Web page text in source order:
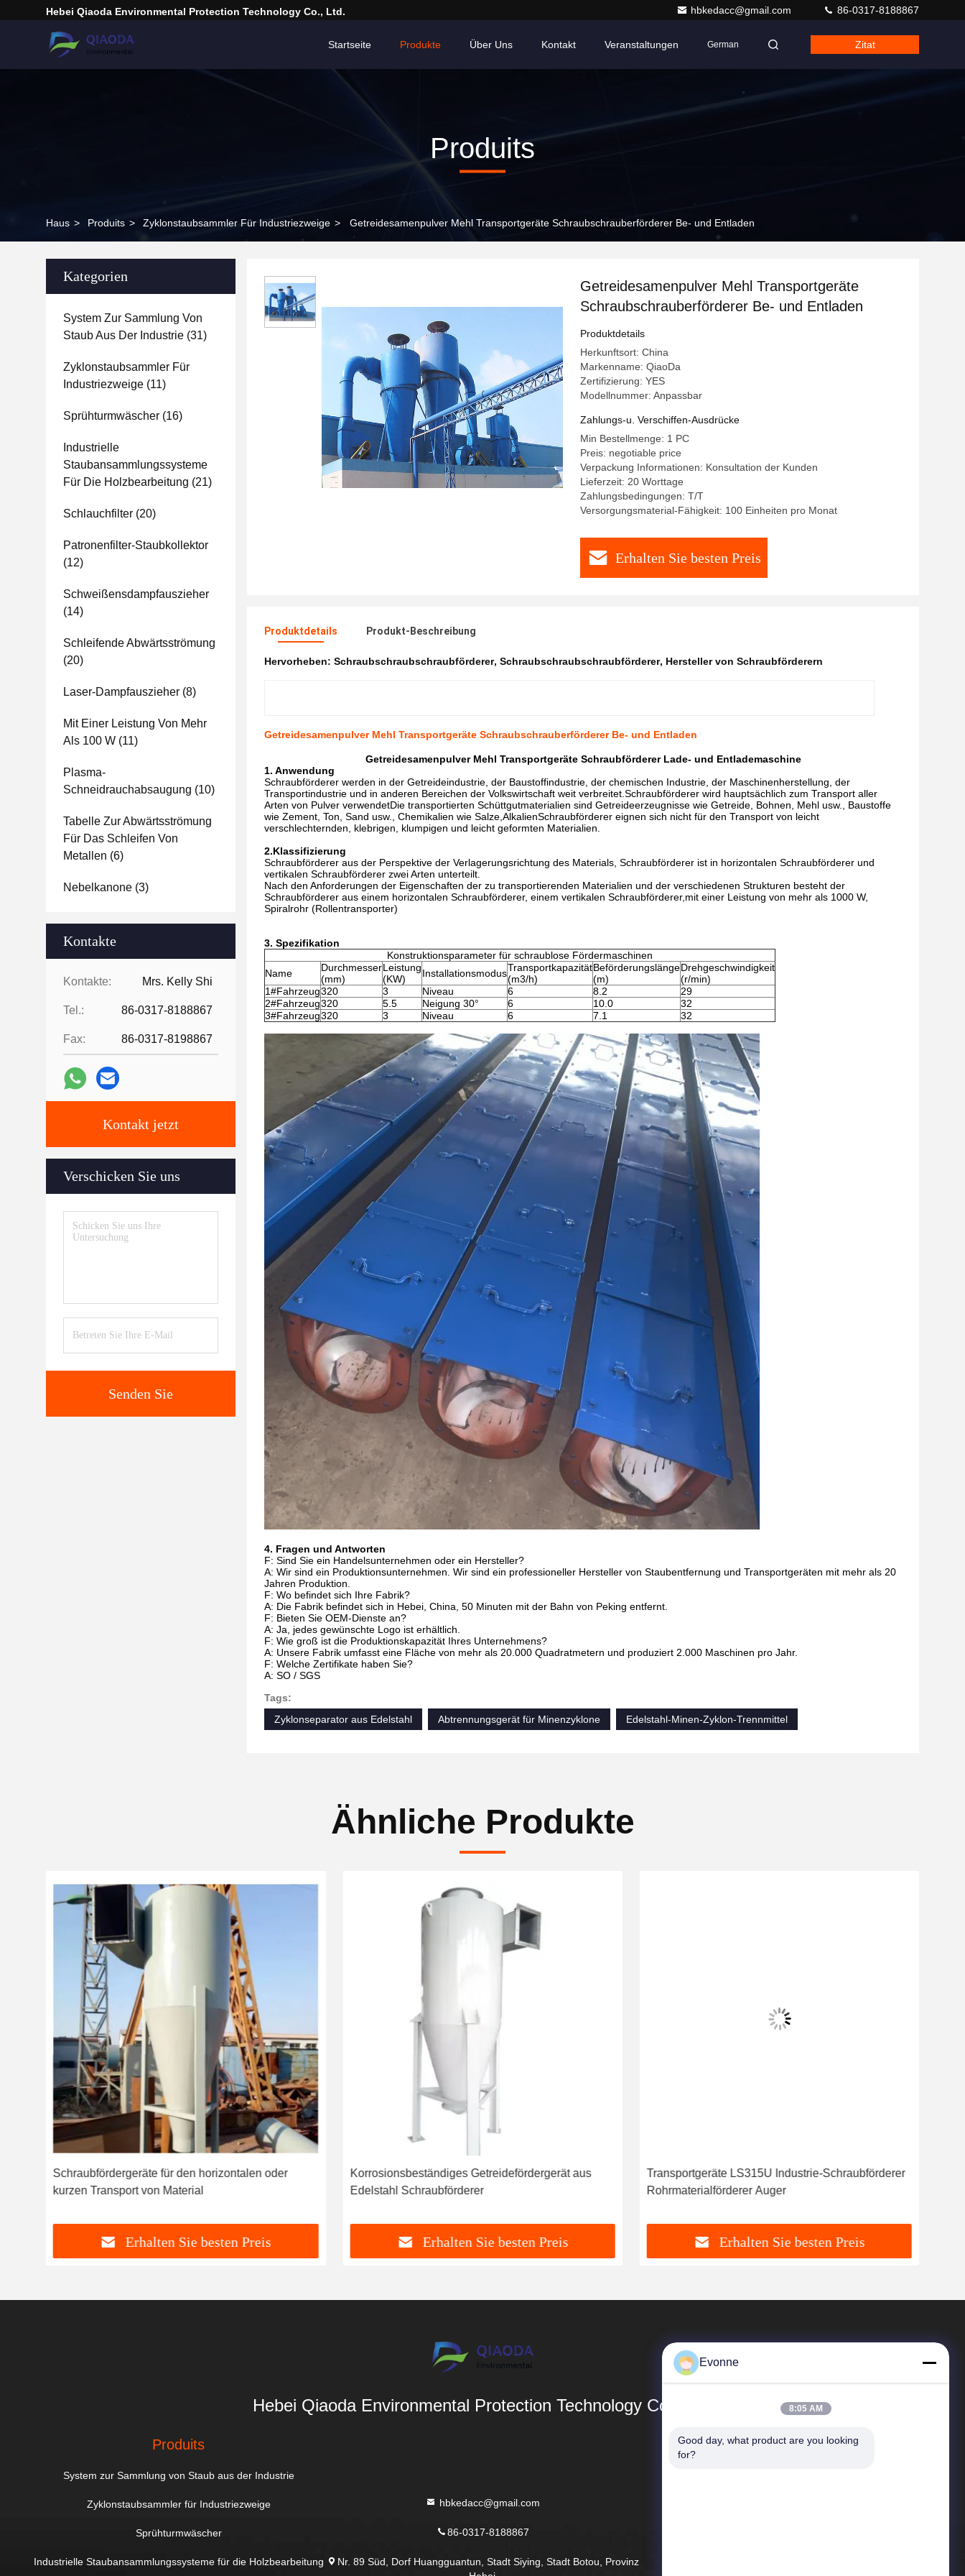
Hebei Qiaoda Environmental Protection Technology Co., Ltd. hbkedacc@gmail.com 86-0317-8188867
Startseite Produkte Über Uns Kontakt Veranstaltungen German Zitat
Produits
Haus > Produits > Zyklonstaubsammler Für Industriezweige > Getreidesamenpulver Mehl Transportgeräte Schraubschrauberförderer Be- und Entladen
Kategorien
System Zur Sammlung Von
Staub Aus Der Industrie (31)
Zyklonstaubsammler Für
Industriezweige (11)
Sprühturmwäscher (16)
Industrielle
Staubansammlungssysteme
Für Die Holzbearbeitung (21)
Schlauchfilter (20)
Patronenfilter-Staubkollektor
(12)
Schweißensdampfauszieher
(14)
Schleifende Abwärtsströmung
(20)
Laser-Dampfauszieher (8)
Mit Einer Leistung Von Mehr
Als 100 W (11)
Plasma-
Schneidrauchabsaugung (10)
Tabelle Zur Abwärtsströmung
Für Das Schleifen Von
Metallen (6)
Nebelkanone (3)
Kontakte
Kontakte: Mrs. Kelly Shi
Tel.: 86-0317-8188867
Fax: 86-0317-8198867
Kontakt jetzt
Verschicken Sie uns
Senden Sie
Getreidesamenpulver Mehl Transportgeräte
Schraubschrauberförderer Be- und Entladen
Produktdetails
Herkunftsort: China
Markenname: QiaoDa
Zertifizierung: YES
Modellnummer: Anpassbar
Zahlungs-u. Verschiffen-Ausdrücke
Min Bestellmenge: 1 PC
Preis: negotiable price
Verpackung Informationen: Konsultation der Kunden
Lieferzeit: 20 Worttage
Zahlungsbedingungen: T/T
Versorgungsmaterial-Fähigkeit: 100 Einheiten pro Monat
Erhalten Sie besten Preis
Produktdetails Produkt-Beschreibung
Hervorheben: Schraubschraubschraubförderer, Schraubschraubschraubförderer, Hersteller von Schraubförderern
Getreidesamenpulver Mehl Transportgeräte Schraubschrauberförderer Be- und Entladen
Getreidesamenpulver Mehl Transportgeräte Schraubförderer Lade- und Entlademaschine
1. Anwendung
Schraubförderer werden in der Getreideindustrie, der Baustoffindustrie, der chemischen Industrie, der Maschinenherstellung, der
Transportindustrie und in anderen Bereichen der Volkswirtschaft weit verbreitet.Schraubförderer wird hauptsächlich zum Transport aller
Arten von Pulver verwendetDie transportierten Schüttgutmaterialien sind Getreideerzeugnisse wie Getreide, Bohnen, Mehl usw., Baustoffe
wie Zement, Ton, Sand usw., Chemikalien wie Salze,AlkalienSchraubförderer eignen sich nicht für den Transport von leicht
verschlechternden, klebrigen, klumpigen und leicht geformten Materialien.
2.Klassifizierung
Schraubförderer aus der Perspektive der Verlagerungsrichtung des Materials, Schraubförderer ist in horizontalen Schraubförderer und
vertikalen Schraubförderer zwei Arten unterteilt.
Nach den Anforderungen der Eigenschaften der zu transportierenden Materialien und der verschiedenen Strukturen besteht der
Schraubförderer aus einem horizontalen Schraubförderer, einem vertikalen Schraubförderer,mit einer Leistung von mehr als 1000 W,
Spiralrohr (Rollentransporter)
3. Spezifikation
Konstruktionsparameter für schraublose Fördermaschinen
Name
Durchmesser
(mm)
Leistung
(KW)
InstallationsmodusTransportkapazität
(m3/h)
Beförderungslänge
(m)
Drehgeschwindigkeit
(r/min)
1#Fahrzeug320 3 Niveau 6 8.2
29
2#Fahrzeug320 5.5 Neigung 30° 6 10.0
32
3#Fahrzeug320 3 Niveau 6 7.1 32
4. Fragen und Antworten
F: Sind Sie ein Handelsunternehmen oder ein Hersteller?
A: Wir sind ein Produktionsunternehmen. Wir sind ein professioneller Hersteller von Staubentfernung und Transportgeräten mit mehr als 20
Jahren Produktion.
F: Wo befindet sich Ihre Fabrik?
A: Die Fabrik befindet sich in Hebei, China, 50 Minuten mit der Bahn von Peking entfernt.
F: Bieten Sie OEM-Dienste an?
A: Ja, jedes gewünschte Logo ist erhältlich.
F: Wie groß ist die Produktionskapazität Ihres Unternehmens?
A: Unsere Fabrik umfasst eine Fläche von mehr als 20.000 Quadratmetern und produziert 2.000 Maschinen pro Jahr.
F: Welche Zertifikate haben Sie?
A: SO / SGS
Tags:
Zyklonseparator aus Edelstahl
Abtrennungsgerät für Minenzyklone Edelstahl-Minen-Zyklon-Trennmittel
Ähnliche Produkte
Schraubfördergeräte für den horizontalen oder
kurzen Transport von Material
Erhalten Sie besten Preis
Korrosionsbeständiges Getreidefördergerät aus
Edelstahl Schraubförderer
Erhalten Sie besten Preis
Transportgeräte LS315U Industrie-Schraubförderer
Rohrmaterialförderer Auger
Erhalten Sie besten Preis
Hebei Qiaoda Environmental Protection Technology Co., Ltd.
Produits
System zur Sammlung von Staub aus der Industrie
Zyklonstaubsammler für Industriezweige
Sprühturmwäscher
Industrielle Staubansammlungssysteme für die Holzbearbeitung
hbkedacc@gmail.com
86-0317-8188867
Nr. 89 Süd, Dorf Huangguantun, Stadt Siying, Stadt Botou, Provinz
Schnelle Verbindungen
Evonne
8:05 AM
Good day, what product are you looking
for?